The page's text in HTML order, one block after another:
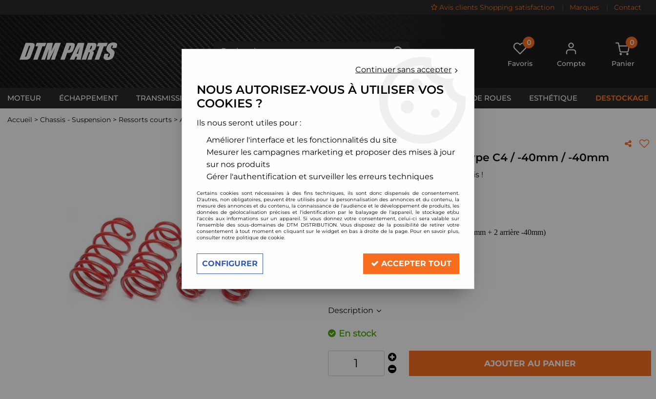
Avis clients Shopping satisfaction | Marques | Contact
0
Favoris Compte
0
Panier
MOTEUR ÉCHAPPEMENT TRANSMISSION CHÂSSIS CALES DE ROUES ESTHÉTIQUE DESTOCKAGE
Accueil > Chassis - Suspension > Ressorts courts > Audi >100 >Ressorts courts Audi 100 type C4 / -40mm / -40mm
TA TECHNIX
Ressorts courts Audi 100 type C4 / -40mm / -40mm
Soyez le premier à donner votre avis !
209,00 €TTC
Réf. :EVOAU031F
4 ressorts courts pour rabaissement (2 avant -40mm + 2 arrière -40mm)
Compatible:
Audi 100 type C4
Description
En stock
AJOUTER AU PANIER
Continuer sans accepter
NOUS AUTORISEZ-VOUS À UTILISER VOS
COOKIES ?
Ils nous seront utiles pour :
Améliorer l'interface et les fonctionnalités du site
Mesurer les campagnes marketing et proposer des mises à jour
sur nos produits
Gérer l'authentification et surveiller les erreurs techniques
Certains cookies sont nécessaires à des fins techniques, ils sont donc dispensés de consentement.
D'autres, non obligatoires, peuvent être utilisés pour la personnalisation des annonces et du contenu, la
mesure des annonces et du contenu, la connaissance de l'audience et le développement de produits, les
données de géolocalisation précises et l'identification par le balayage de l'appareil, le stockage et/ou
l'accès aux informations sur un appareil. Si vous donnez votre consentement, celui-ci sera valable sur
l’ensemble des sous-domaines de DTM DISTRIBUTION. Vous disposez de la possibilité de retirer votre
consentement à tout moment en cliquant sur le widget en bas à droite de la page. Pour en savoir plus,
consulter notre politique de cookie.
CONFIGURER ACCEPTER TOUT